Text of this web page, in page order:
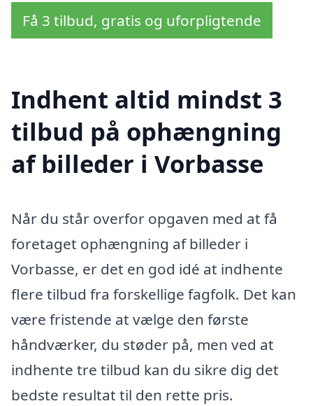
Få 3 tilbud, gratis og uforpligtende
Indhent altid mindst 3
tilbud på ophængning
af billeder i Vorbasse
Når du står overfor opgaven med at få
foretaget ophængning af billeder i
Vorbasse, er det en god idé at indhente
flere tilbud fra forskellige fagfolk. Det kan
være fristende at vælge den første
håndværker, du støder på, men ved at
indhente tre tilbud kan du sikre dig det
bedste resultat til den rette pris.